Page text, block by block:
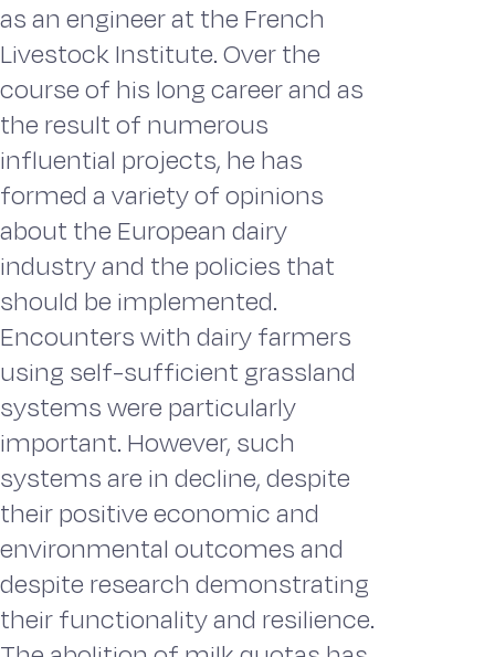
as an engineer at the French
Livestock Institute. Over the
course of his long career and as
the result of numerous
influential projects, he has
formed a variety of opinions
about the European dairy
industry and the policies that
should be implemented.
Encounters with dairy farmers
using self-sufficient grassland
systems were particularly
important. However, such
systems are in decline, despite
their positive economic and
environmental outcomes and
despite research demonstrating
their functionality and resilience.